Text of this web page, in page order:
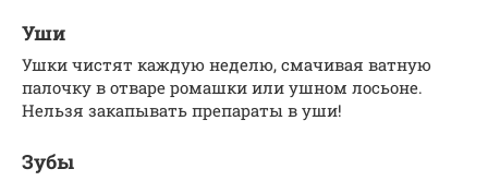
Уши
Ушки чистят каждую неделю, смачивая ватную
палочку в отваре ромашки или ушном лосьоне.
Нельзя закапывать препараты в уши!
Зубы